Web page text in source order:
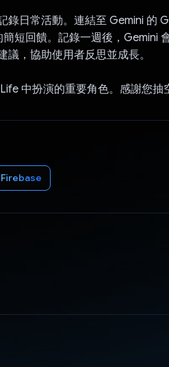
錄日常活動。連結至 Gemini 的
短回饋。記錄一週後，Gemini
議，協助使用者反思並成長。
中扮演的重要角色。感謝您抽
Firebase